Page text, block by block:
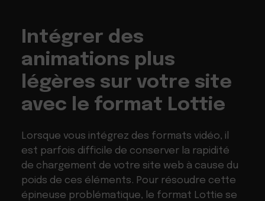
Intégrer des
animations plus
légères sur votre site
avec le format Lottie
Lorsque vous intégrez des formats vidéo, il
est parfois difficile de conserver la rapidité
de chargement de votre site web à cause du
poids de ces éléments. Pour résoudre cette
épineuse problématique, le format Lottie se